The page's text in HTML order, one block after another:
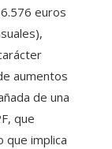
euros
aumentos
de una
que
que implica